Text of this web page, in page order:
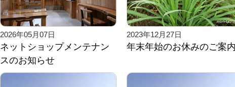
2026年05月07日
ネットショップメンテナン
スのお知らせ
2023年12月27日
年末年始のお休みのご案